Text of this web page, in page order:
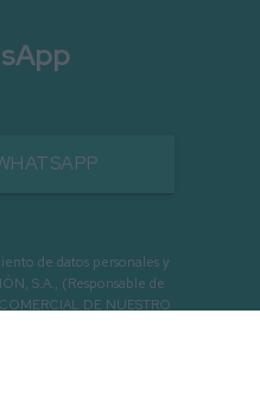
de datos personales y
S.A., (Responsable de
DE NUESTRO